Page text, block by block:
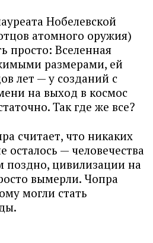
Нобелевской
атомного оружия)
просто: Вселенная
размерами, ей
лет — у созданий с
на выход в космос
Так где же все?
считает, что никаких
осталось — человечества
поздно, цивилизации на
вымерли. Чопра
могли стать